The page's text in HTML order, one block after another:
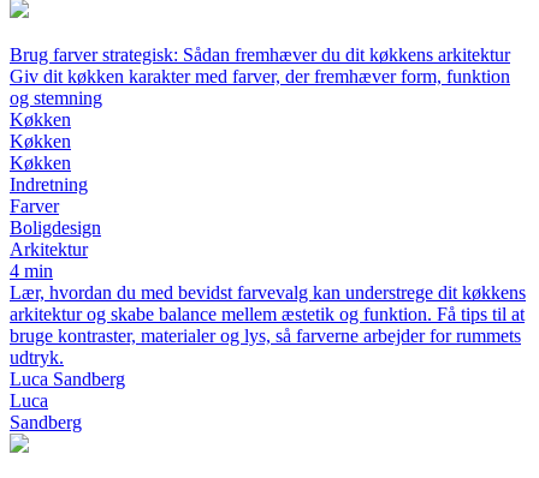
Brug farver strategisk: Sådan fremhæver du dit køkkens arkitektur
Giv dit køkken karakter med farver, der fremhæver form, funktion
og stemning
Køkken
Køkken
Køkken
Indretning
Farver
Boligdesign
Arkitektur
4 min
Lær, hvordan du med bevidst farvevalg kan understrege dit køkkens
arkitektur og skabe balance mellem æstetik og funktion. Få tips til at
bruge kontraster, materialer og lys, så farverne arbejder for rummets
udtryk.
Luca Sandberg
Luca
Sandberg